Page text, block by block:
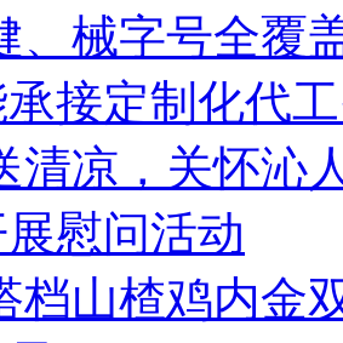
、械字号全覆
接定制化代
清凉，关怀沁
慰问活动
档山楂鸡内金